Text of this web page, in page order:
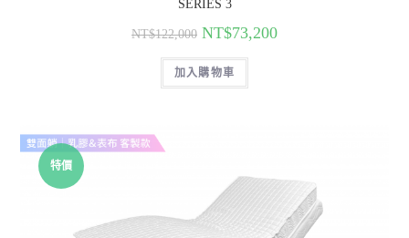
SERIES 3
NT$122,000 NT$73,200
加入購物車
特價